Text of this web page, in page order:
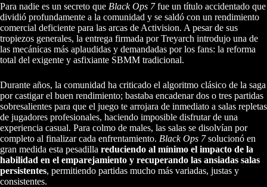
Para nadie es un secreto que Black Ops 7fue un título accidentado que
dividió profundamente a la comunidad y se saldó con un rendimiento
comercial deficiente para las arcas de Activision. A pesar de sus
tropiezos generales, la entrega firmada por Treyarch introdujo una de
las mecánicas más aplaudidas y demandadas por los fans: la reforma
total del exigente y asfixiante SBMM tradicional.
Durante años, la comunidad ha criticado el algoritmo clásico de la saga
por castigar el buen rendimiento; bastaba encadenar dos o tres partidas
sobresalientes para que el juego te arrojara de inmediato a salas repletas
de jugadores profesionales, haciendo imposible disfrutar de una
experiencia casual. Para colmo de males, las salas se disolvían por
completo al finalizar cada enfrentamiento. Black Ops 7solucionó en
gran medida esta pesadilla reduciendo al mínimo el impacto de la
habilidad en el emparejamiento y recuperando las ansiadas salas
persistentes, permitiendo partidas mucho más variadas, justas y
consistentes.